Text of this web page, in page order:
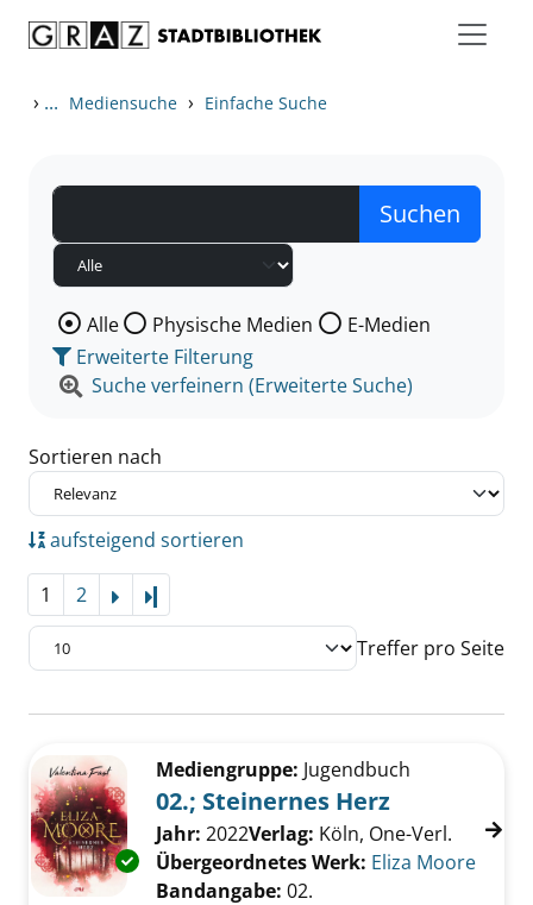
› ... Mediensuche › Einfache Suche
Wählen Sie die Medienart nach der Sie suchen wollen.
Alle Physische Medien
E-Medien
Erweiterte Filterung
Suche verfeinern (Erweiterte Suche)
Sortieren nach
aufsteigend sortieren
1 2
Treffer pro Seite
Zu den Suchfiltern springen
Exemplar-Details von 02.; Steinernes Herz
Mediengruppe: Jugendbuch
02.; Steinernes Herz
Suche nach diesem Verfasser
Jahr: 2022Verlag: Köln, One-Verl.
Übergeordnetes Werk: Eliza Moore
Bandangabe: 02.